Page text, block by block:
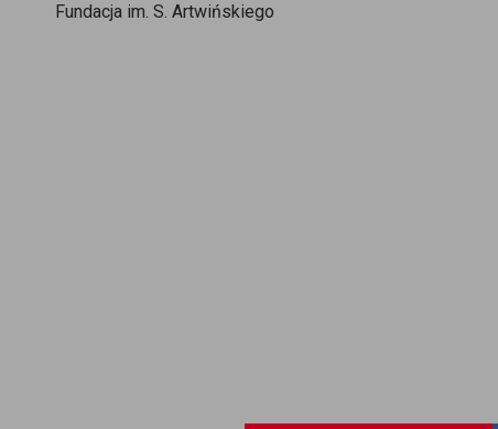
Fundacja im. S. Artwińskiego